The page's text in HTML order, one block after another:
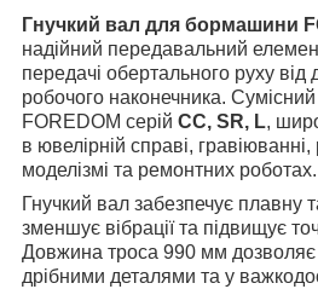
Гнучкий вал для бормашини
надійний передавальний
передачі обертального руху
робочого наконечника.
FOREDOM серій CC, SR, L,
в ювелірній справі, гравіюванні,
моделізмі та ремонтних роботах.
Гнучкий вал забезпечує плавну
зменшує вібрації та підвищує
Довжина троса 990 мм
дрібними деталями та у